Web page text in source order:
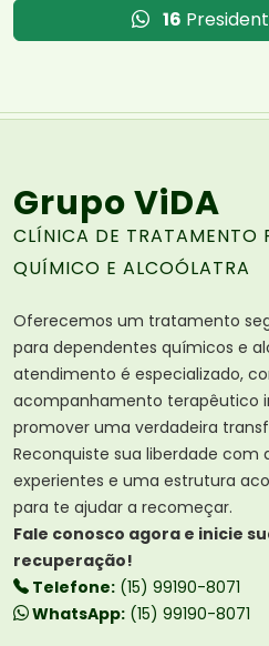
16
Grupo ViDA
CLÍNICA DE TRATAMENTO
QUÍMICO E ALCOÓLATRA
Oferecemos um tratamento
para dependentes químicos e
atendimento é especializado,
acompanhamento terapêutico
promover uma verdadeira
Reconquiste sua liberdade com
experientes e uma estrutura
para te ajudar a recomeçar.
Fale conosco agora e inicie
recuperação!
Telefone: (15) 99190-8071
WhatsApp: (15) 99190-8071